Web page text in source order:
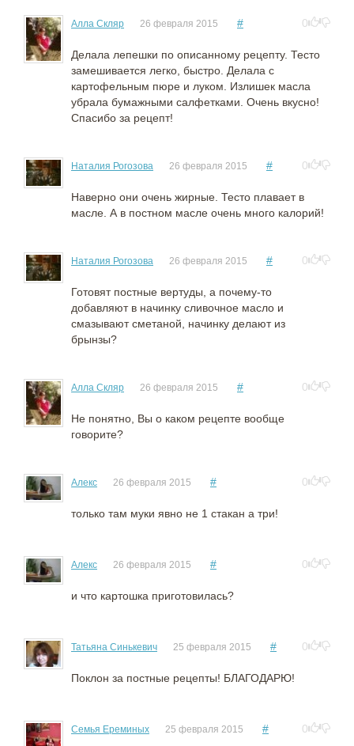
Алла Скляр 26 февраля 2015 # 0
Делала лепешки по описанному рецепту. Тесто
замешивается легко, быстро. Делала с
картофельным пюре и луком. Излишек масла
убрала бумажными салфетками. Очень вкусно!
Спасибо за рецепт!
Наталия Рогозова 26 февраля 2015 # 0
Наверно они очень жирные. Тесто плавает в
масле. А в постном масле очень много калорий!
Наталия Рогозова 26 февраля 2015 # 0
Готовят постные вертуды, а почему-то
добавляют в начинку сливочное масло и
смазывают сметаной, начинку делают из
брынзы?
Алла Скляр 26 февраля 2015 # 0
Не понятно, Вы о каком рецепте вообще
говорите?
Алекс 26 февраля 2015 # 0
только там муки явно не 1 стакан а три!
Алекс 26 февраля 2015 # 0
и что картошка приготовилась?
Татьяна Синькевич 25 февраля 2015 # 0
Поклон за постные рецепты! БЛАГОДАРЮ!
Семья Ереминых 25 февраля 2015 # 0